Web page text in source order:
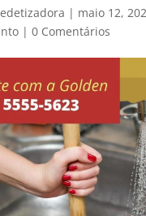
| maio 12,
| 0 Comentários